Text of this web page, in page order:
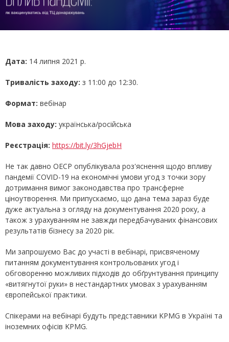
Дата: 14 липня 2021 р.
Тривалість заходу: з 11:00 до 12:30.
Формат: вебінар
Мова заходу: українська/російська
Реєстрація: https://bit.ly/3hGjebH
Не так давно ОЕСР опублікувала роз'яснення щодо впливу
пандемії COVID-19 на економічні умови угод з точки зору
дотримання вимог законодавства про трансферне
ціноутворення. Ми припускаємо, що дана тема зараз буде
дуже актуальна з огляду на документування 2020 року, а
також з урахуванням не завжди передбачуваних фінансових
результатів бізнесу за 2020 рік.
Ми запрошуємо Вас до участі в вебінарі, присвяченому
питанням документування контрольованих угод і
обговоренню можливих підходів до обґрунтування принципу
«витягнутої руки» в нестандартних умовах з урахуванням
європейської практики.
Спікерами на вебінарі будуть представники KPMG в Україні та
іноземних офісів KPMG.